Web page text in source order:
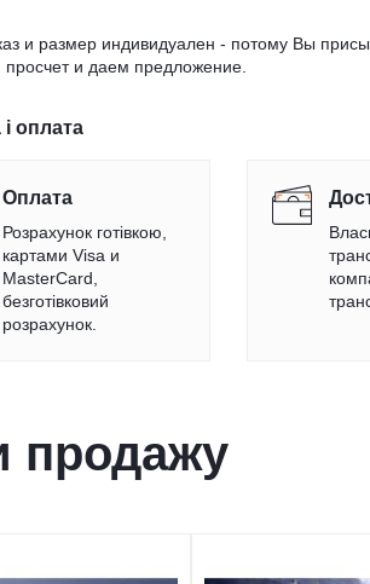
и размер индивидуален - потому Вы
и даем предложение.
оплата
Оплата
Розрахунок готівкою,
картами Visa и
MasterCard,
безготівковий
розрахунок.
продажу